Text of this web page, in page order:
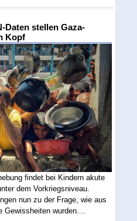
Daten stellen Gaza-
Kopf
findet bei Kindern akute
dem Vorkriegsniveau.
nun zu der Frage, wie aus
Gewissheiten wurden....